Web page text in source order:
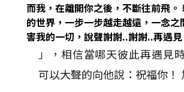
而我，在離開你之後，不斷往前飛。
的世界，一步一步越走越遠，一念之
害我的一切，說聲謝謝..謝謝..再遇見
」，相信當哪天彼此再遇見
可以大聲的向他說：祝福你！